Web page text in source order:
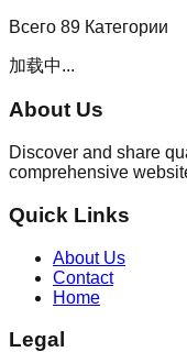
Всего 89 Категории
加载中...
About Us
Discover and share
comprehensive
Quick Links
About Us
Contact
Home
Legal